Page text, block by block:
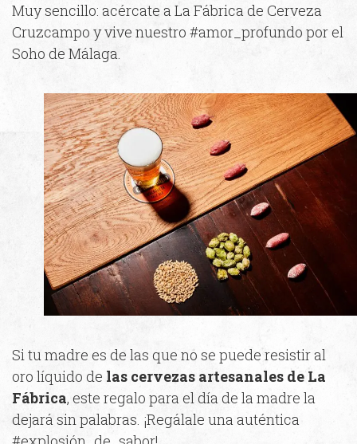
Muy sencillo: acércate a La Fábrica de Cerveza
Cruzcampo y vive nuestro #amor_profundo por el
Soho de Málaga.
Si tu madre es de las que no se puede resistir al
oro líquido de las cervezas artesanales de La
Fábrica, este regalo para el día de la madre la
dejará sin palabras. ¡Regálale una auténtica